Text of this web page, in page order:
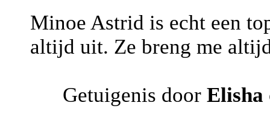
Minoe Astrid is echt een
altijd uit. Ze breng me
Getuigenis door Elisha